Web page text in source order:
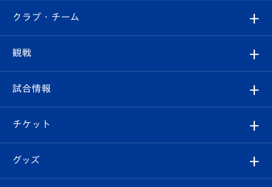
すべて
クラブ
試合情報
チケット
クラブ・チーム
クラブ概要
エンブレム紹介
観戦
観戦ルール
はじめての観戦ガイド
Revive Team
試合情報
試合日程/結果
フォトギャラリー
チケット
チケット
グッズ